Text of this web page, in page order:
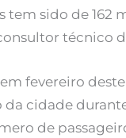
sido de 162
técnico
fevereiro
cidade
de